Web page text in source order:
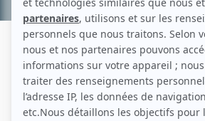
PAMÉLA DUMAS
Liens
Fiche de Paméla Dumas sur Showbizz.net